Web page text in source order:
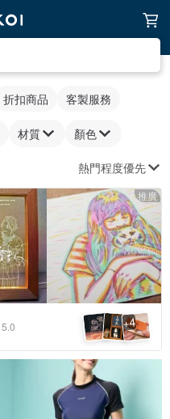
折扣商品 客製服務
材質 顏色
熱門程度優先
推廣
5.0 +4